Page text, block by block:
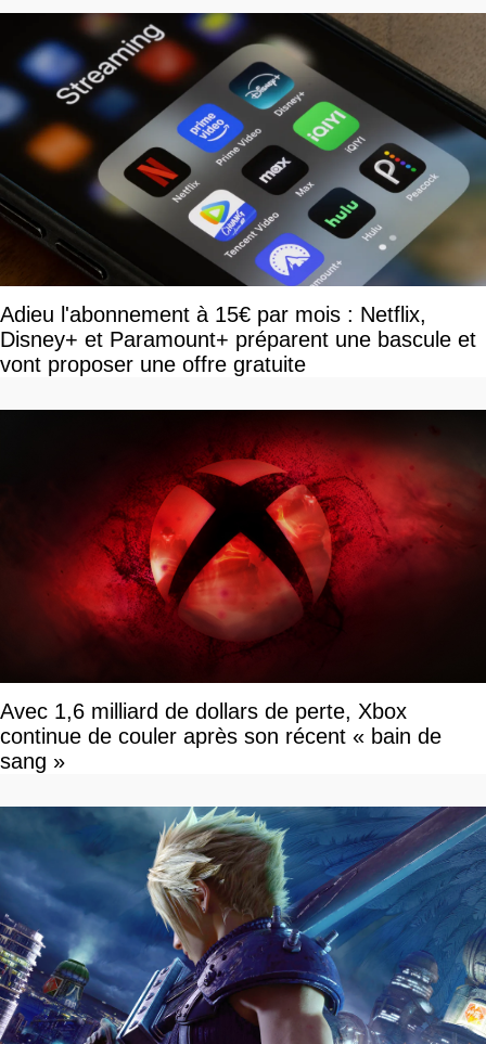
Adieu l'abonnement à 15€ par mois : Netflix,
Disney+ et Paramount+ préparent une bascule et
vont proposer une offre gratuite
Avec 1,6 milliard de dollars de perte, Xbox
continue de couler après son récent « bain de
sang »